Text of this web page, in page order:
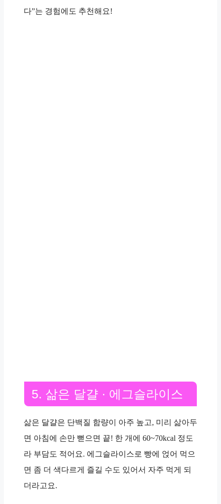
다”는 경험에도 추천해요!
5. 삶은 달걀 · 에그슬라이스
삶은 달걀은 단백질 함량이 아주 높고, 미리 삶아두
면 아침에 손만 뻗으면 끝! 한 개에 60~70kcal 정도
라 부담도 적어요. 에그슬라이스로 빵에 얹어 먹으
면 좀 더 색다르게 즐길 수도 있어서 자주 먹게 되
더라고요.